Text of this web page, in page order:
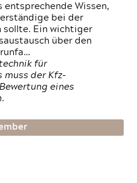
entsprechende Wissen,
bei der
sollte. Ein wichtiger
über den
für
muss der Kfz-
eines